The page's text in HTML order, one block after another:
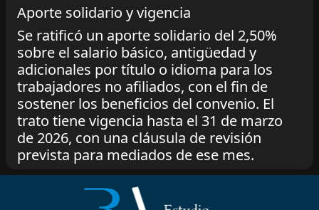
Aporte solidario y vigencia
Se ratificó un aporte solidario del 2,50%
sobre el salario básico, antigüedad y
adicionales por título o idioma para los
trabajadores no afiliados, con el fin de
sostener los beneficios del convenio. El
trato tiene vigencia hasta el 31 de marzo
de 2026, con una cláusula de revisión
prevista para mediados de ese mes.